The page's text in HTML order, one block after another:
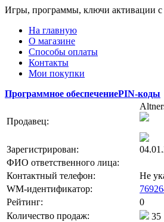
Игры, программы, ключи активации с
На главную
О магазине
Способы оплаты
Контакты
Мои покупки
Программное обеспечениеPIN-коды
Продавец:
Зарегистрирован:
ФИО ответственного лица:
Контактный телефон:
Не
WM-идентификатор:
Рейтинг:
0
Количество продаж:
35